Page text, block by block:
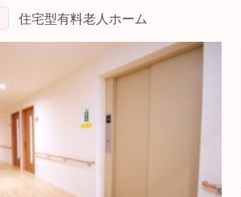
住宅型有料老人ホーム